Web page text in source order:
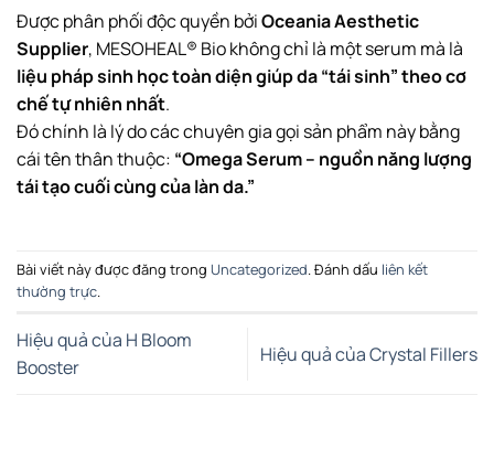
Được phân phối độc quyền bởiOceania Aesthetic
Supplier, MESOHEAL® Bio không chỉ là một serum mà là
liệu pháp sinh học toàn diện giúp da “tái sinh” theo cơ
chế tự nhiên nhất.
Đó chính là lý do các chuyên gia gọi sản phẩm này bằng
cái tên thân thuộc: “Omega Serum – nguồn năng lượng
tái tạo cuối cùng của làn da.”
Bài viết này được đăng trong Uncategorized. Đánh dấu liên kết
thường trực.
Hiệu quả của H Bloom
Booster
Hiệu quả của Crystal Fillers